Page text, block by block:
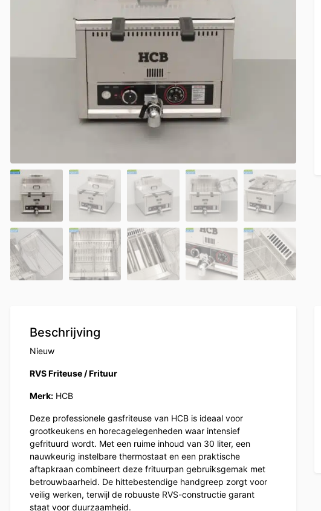
Beschrijving
Nieuw
RVS Friteuse / Frituur
Merk: HCB
Deze professionele gasfriteuse van HCB is ideaal voor
grootkeukens en horecagelegenheden waar intensief
gefrituurd wordt. Met een ruime inhoud van 30 liter, een
nauwkeurig instelbare thermostaat en een praktische
aftapkraan combineert deze frituurpan gebruiksgemak met
betrouwbaarheid. De hittebestendige handgreep zorgt voor
veilig werken, terwijl de robuuste RVS-constructie garant
staat voor duurzaamheid.